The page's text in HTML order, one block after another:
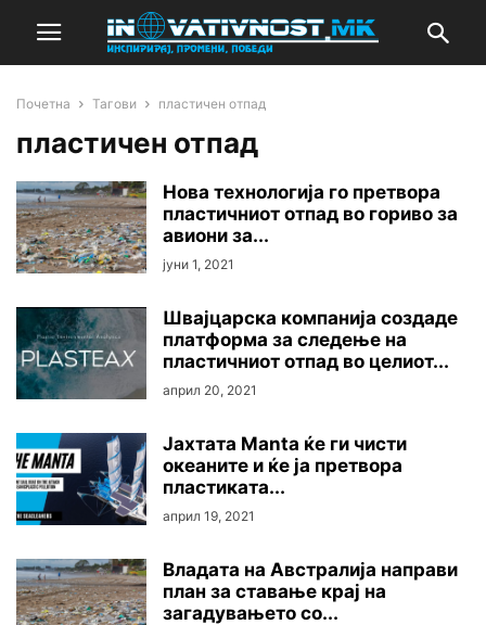
Почетна Тагови пластичен отпад
пластичен отпад
Нова технологија го претвора
пластичниот отпад во гориво за
авиони за...
јуни 1, 2021
Швајцарска компанија создаде
платформа за следење на
пластичниот отпад во целиот...
април 20, 2021
Јахтата Manta ќе ги чисти
океаните и ќе ја претвора
пластиката...
април 19, 2021
Владата на Австралија направи
план за ставање крај на
загадувањето со...